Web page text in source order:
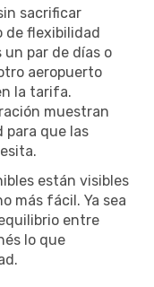
sacrificar
de flexibilidad
par de días o
aeropuerto
la tarifa.
muestran
para que las
están visibles
más fácil. Ya sea
entre
lo que